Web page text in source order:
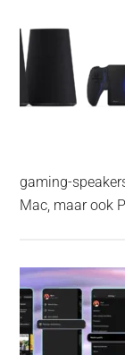
gaming-
Mac, maar ook